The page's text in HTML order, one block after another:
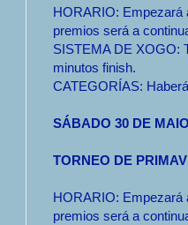
HORARIO: Empezará
premios será a
SISTEMA DE XOGO:
minutos finish.
CATEGORÍAS:
SÁBADO 30 DE
TORNEO DE
HORARIO: Empezará
premios será a